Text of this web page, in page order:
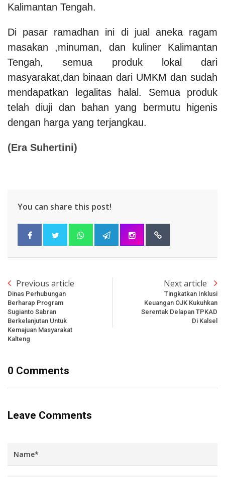
Kalimantan Tengah.
Di pasar ramadhan ini di jual aneka ragam
masakan ,minuman, dan kuliner Kalimantan
Tengah, semua produk lokal dari
masyarakat,dan binaan dari UMKM dan sudah
mendapatkan legalitas halal. Semua produk
telah diuji dan bahan yang bermutu higenis
dengan harga yang terjangkau.
(Era Suhertini)
You can share this post!
Previous article
Dinas Perhubungan
Berharap Program
Sugianto Sabran
Berkelanjutan Untuk
Kemajuan Masyarakat
Kalteng
Next article
Tingkatkan Inklusi
Keuangan OJK Kukuhkan
Serentak Delapan TPKAD
Di Kalsel
0 Comments
Leave Comments